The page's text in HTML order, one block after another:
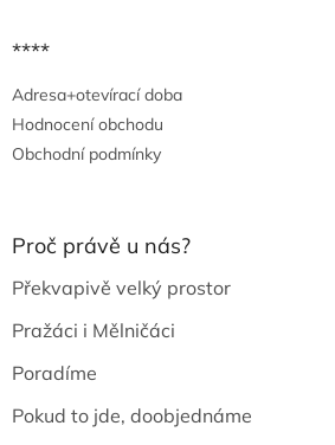
****
Adresa+otevírací doba
Hodnocení obchodu
Obchodní podmínky
Proč právě u nás?
Překvapivě velký prostor
Pražáci i Mělničáci
Poradíme
Pokud to jde, doobjednáme